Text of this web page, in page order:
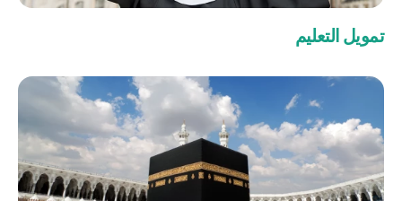
صناديق الاستثمار
شركات
بطاقة بزنس بلاس
المزايا الضريبية
تمويل التعليم